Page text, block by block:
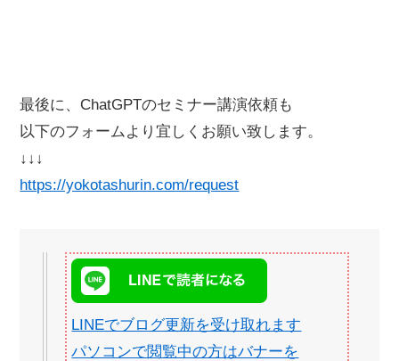
最後に、ChatGPTのセミナー講演依頼も
以下のフォームより宜しくお願い致します。
↓↓↓
https://yokotashurin.com/request
LINEでブログ更新を受け取れます
パソコンで閲覧中の方はバナーを